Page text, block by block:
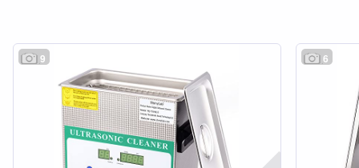
9 6